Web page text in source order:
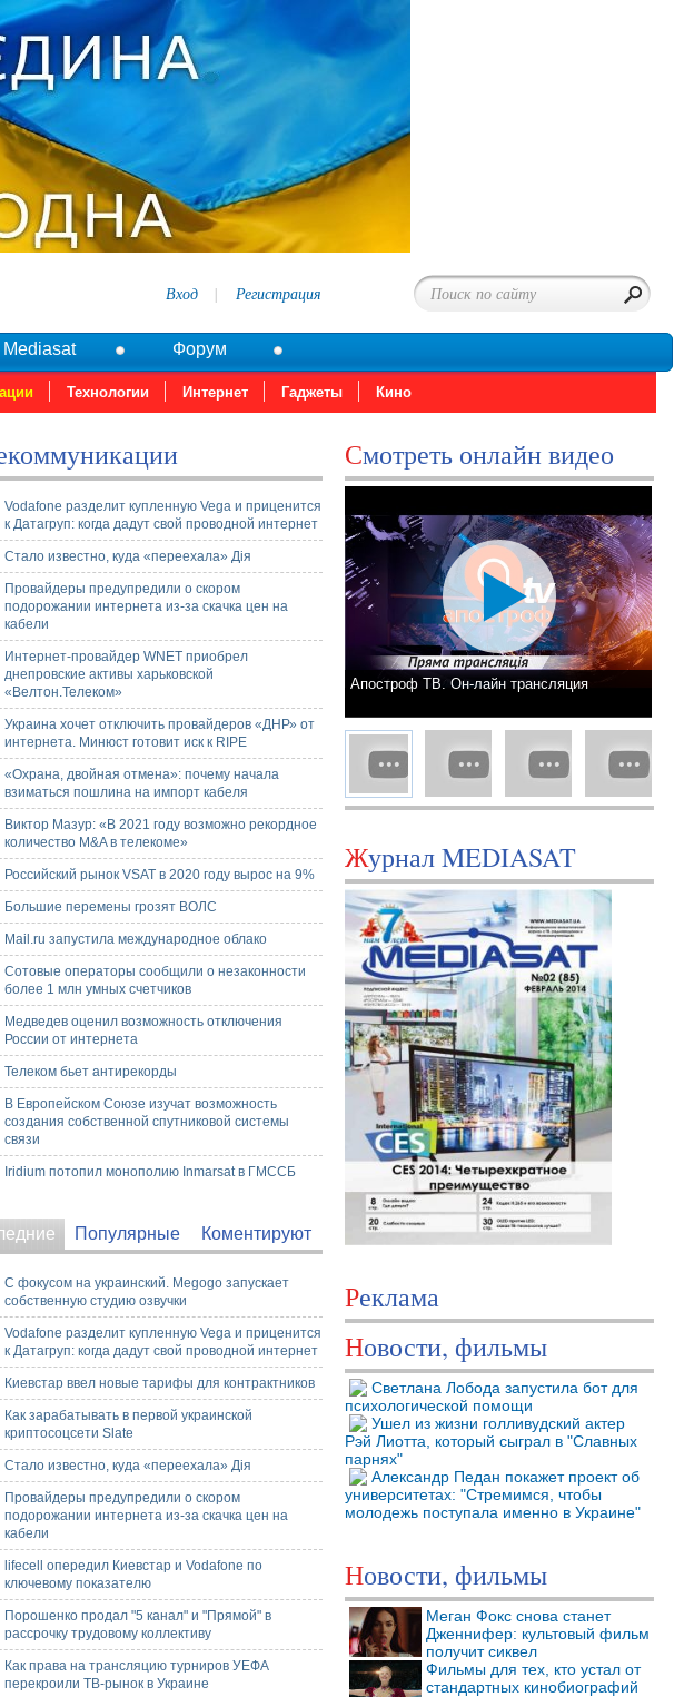
Вход Регистрация
Технологии Интернет Гаджеты Кино
Форум
Смотреть онлайн видео
Апостроф ТВ. Он-лайн трансляция
Журнал MEDIASAT
Реклама
Новости, фильмы
Светлана Лобода запустила бот для
психологической помощи
Ушел из жизни голливудский актер
Рэй Лиотта, который сыграл в "Славных
парнях"
Александр Педан покажет проект об
университетах: "Стремимся, чтобы
молодежь поступала именно в Украине"
Новости, фильмы
Меган Фокс снова станет
Дженнифер: культовый фильм
получит сиквел
Фильмы для тех, кто устал от
стандартных кинобиографий
Vodafone разделит купленную Vega и приценится
к Датагруп: когда дадут свой проводной интернет
Стало известно, куда «переехала» Дія
Провайдеры предупредили о скором
подорожании интернета из-за скачка цен на
кабели
Интернет-провайдер WNET приобрел
днепровские активы харьковской
«Велтон.Телеком»
Украина хочет отключить провайдеров «ДНР» от
интернета. Минюст готовит иск к RIPE
«Охрана, двойная отмена»: почему начала
взиматься пошлина на импорт кабеля
Виктор Мазур: «В 2021 году возможно рекордное
количество M&A в телекоме»
Российский рынок VSAT в 2020 году вырос на 9%
Большие перемены грозят ВОЛС
Mail.ru запустила международное облако
Сотовые операторы сообщили о незаконности
более 1 млн умных счетчиков
Медведев оценил возможность отключения
России от интернета
Телеком бьет антирекорды
В Европейском Союзе изучат возможность
создания собственной спутниковой системы
связи
Iridium потопил монополию Inmarsat в ГМССБ
Популярные Коментируют
С фокусом на украинский. Megogo запускает
собственную студию озвучки
Vodafone разделит купленную Vega и приценится
к Датагруп: когда дадут свой проводной интернет
Киевстар ввел новые тарифы для контрактников
Как зарабатывать в первой украинской
криптосоцсети Slate
Стало известно, куда «переехала» Дія
Провайдеры предупредили о скором
подорожании интернета из-за скачка цен на
кабели
lifecell опередил Киевстар и Vodafone по
ключевому показателю
Порошенко продал "5 канал" и "Прямой" в
рассрочку трудовому коллективу
Как права на трансляцию турниров УЕФА
перекроили ТВ-рынок в Украине